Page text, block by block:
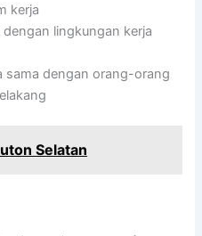
kerja
lingkungan kerja
sama dengan orang-orang
Selatan